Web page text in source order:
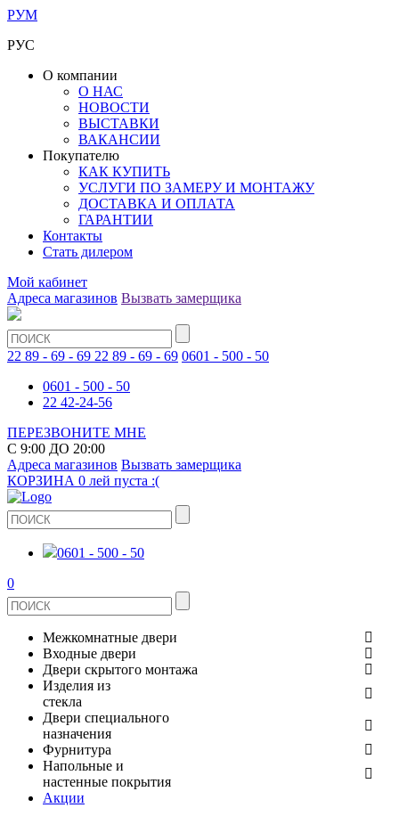
РУМ
РУС
О компании
О НАС
НОВОСТИ
ВЫСТАВКИ
ВАКАНСИИ
Покупателю
КАК КУПИТЬ
УСЛУГИ ПО ЗАМЕРУ И МОНТАЖУ
ДОСТАВКА И ОПЛАТА
ГАРАНТИИ
Контакты
Стать дилером
Мой кабинет
Адреса магазинов Вызвать замерщика
22 89 - 69 - 69 22 89 - 69 - 69 0601 - 500 - 50
0601 - 500 - 50
22 42-24-56
ПЕРЕЗВОНИТЕ МНЕ
С 9:00 ДО 20:00
Адреса магазинов Вызвать замерщика
КОРЗИНА 0 лей пуста :(
0601 - 500 - 50
0
Межкомнатные двери
ШПОНИРОВАНЫЕ
ЭКОШПОН
ЭМАЛЬ
ИЗ МАССИВА СОСНЫ
Входные двери
МЕТАЛЛИЧЕСКИЕ ДВЕРИ
В КВАРТИРУ
ДЛЯ ДОМА
Двери скрытого монтажа
СТЕКЛЯННЫЕ
ЗЕРКАЛЬНЫЕ
КЕРАМОГРАНИТ
Изделия из
стекла
ДВЕРИ
ДУШЕВЫЕ КАБИНЫ И ПЕРЕГОРОДКИ
Двери специального
назначения
ПРОТИВОПОЖАРНЫЕ
Фурнитура
ДВЕРНЫЕ РУЧКИ
Напольные и
настенные покрытия
Акции